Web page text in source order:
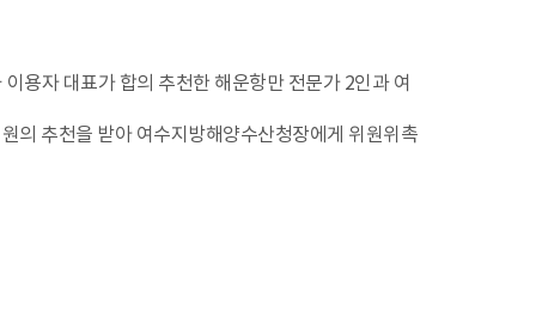
용자 대표가 합의 추천한 해운항만 전문가 2인과 여
의 추천을 받아 여수지방해양수산청장에게 위원위촉